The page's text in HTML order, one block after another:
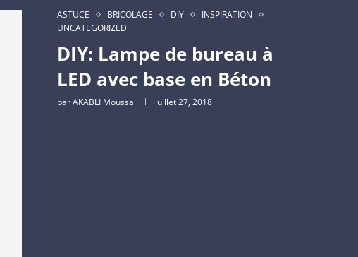
ASTUCE BRICOLAGE DIY
INSPIRATION
UNCATEGORIZED
DIY: Lampe de bureau à
LED avec base en Béton
parAKABLI Moussa juillet 27, 2018